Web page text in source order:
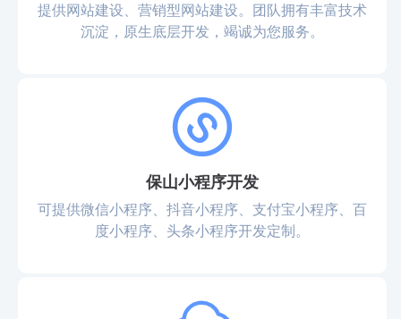
提供网站建设、营销型网站建设。团队拥有丰富技术
沉淀，原生底层开发，竭诚为您服务。
保山小程序开发
可提供微信小程序、抖音小程序、支付宝小程序、百
度小程序、头条小程序开发定制。